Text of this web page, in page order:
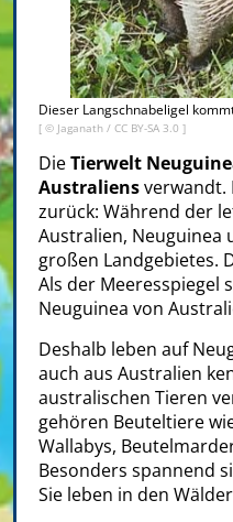
Dieser Langschnabeligel
[ © Jaganath / CC BY-SA 3.0 ]
DieTierwelt
Australiensverwandt.
zurück: Während der
Australien, Neuguinea
großen Landgebietes.
Als der Meeresspiegel
Neuguinea von
Deshalb leben auf
auch aus Australien
australischen Tieren
gehören Beuteltiere
Wallabys,
Besonders spannend
Sie leben in den